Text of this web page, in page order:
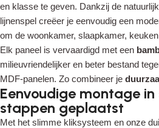
en klasse te geven. Dankzij de
lijnenspel creëer je eenvoudig een
om de woonkamer, slaapkamer,
Elk paneel is vervaardigd met een
milieuvriendelijker en beter bestand
MDF-panelen. Zo combineer je
Eenvoudige montage in
stappen geplaatst
Read More
Met het slimme kliksysteem en onze